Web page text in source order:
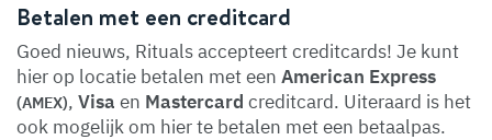
Betalen met een creditcard
Goed nieuws, Rituals accepteert creditcards! Je kunt
hier op locatie betalen met een American Express
(AMEX), Visa en Mastercard creditcard. Uiteraard is het
ook mogelijk om hier te betalen met een betaalpas.